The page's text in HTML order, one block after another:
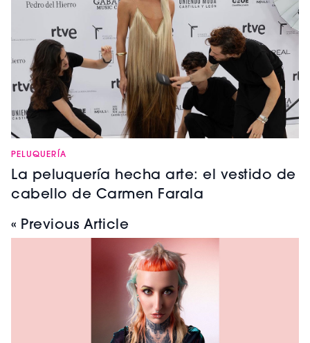
PELUQUERÍA
La peluquería hecha arte: el vestido de
cabello de Carmen Farala
« Previous Article